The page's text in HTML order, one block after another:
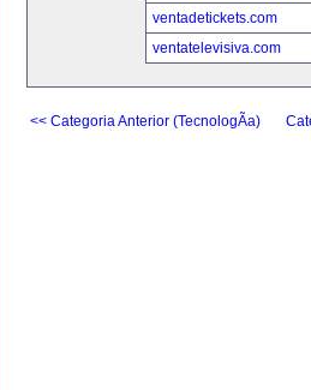
ventadetickets.com
ventatelevisiva.com
<< Categoria Anterior (TecnologÃ­a)